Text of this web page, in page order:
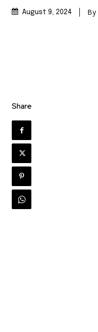
August 9, 2024 By
Share